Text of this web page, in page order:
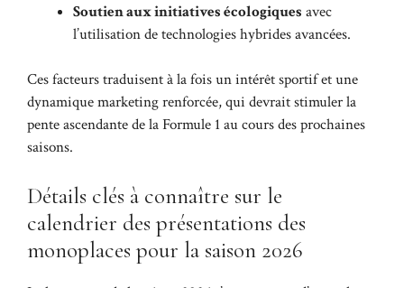
Soutien aux initiatives écologiques avec
l’utilisation de technologies hybrides avancées.
Ces facteurs traduisent à la fois un intérêt sportif et une
dynamique marketing renforcée, qui devrait stimuler la
pente ascendante de la Formule 1 au cours des prochaines
saisons.
Détails clés à connaître sur le
calendrier des présentations des
monoplaces pour la saison 2026